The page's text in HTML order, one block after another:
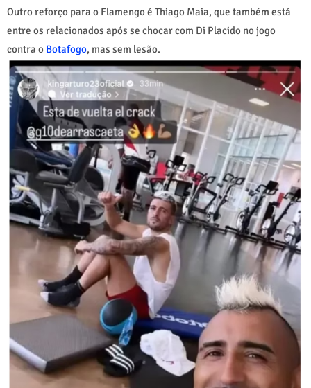
Outro reforço para o Flamengo é Thiago Maia, que também está
entre os relacionados após se chocar com Di Placido no jogo
contra o Botafogo, mas sem lesão.